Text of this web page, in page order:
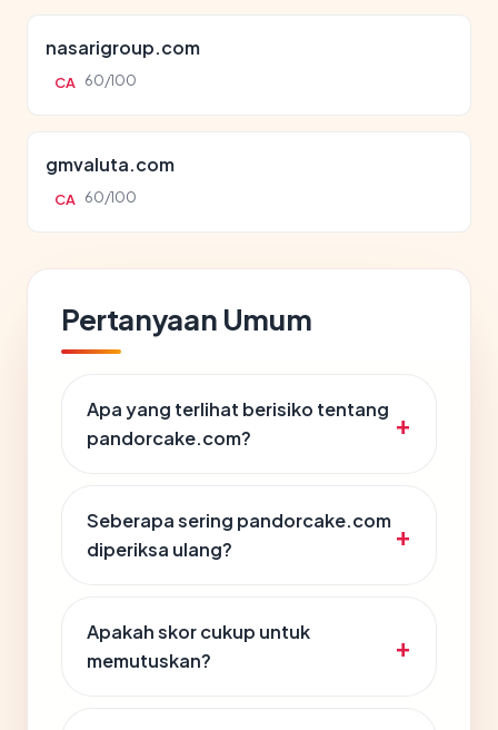
nasarigroup.com
CA 60/100
gmvaluta.com
CA 60/100
Pertanyaan Umum
Apa yang terlihat berisiko tentang
pandorcake.com?
Seberapa sering pandorcake.com
diperiksa ulang?
Apakah skor cukup untuk
memutuskan?